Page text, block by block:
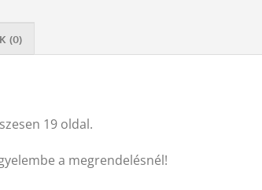
(0)
19 oldal.
a megrendelésnél!